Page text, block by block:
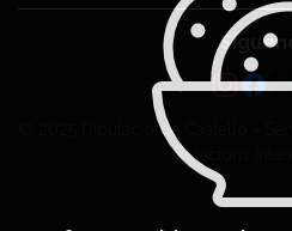
© 2025 Diputació de Castelló -
Relacions